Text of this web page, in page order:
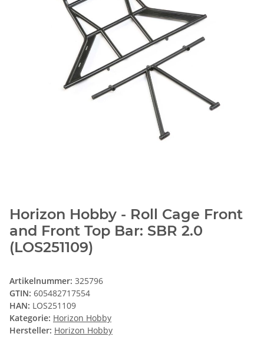
Horizon Hobby - Roll Cage Front
and Front Top Bar: SBR 2.0
(LOS251109)
Artikelnummer: 325796
GTIN: 605482717554
HAN: LOS251109
Kategorie: Horizon Hobby
Hersteller: Horizon Hobby